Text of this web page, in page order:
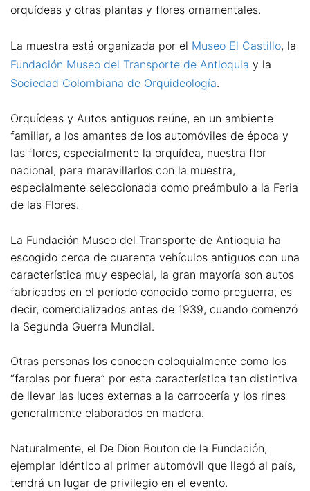
orquídeas y otras plantas y flores ornamentales.
La muestra está organizada por el Museo El Castillo, la
Fundación Museo del Transporte de Antioquia y la
Sociedad Colombiana de Orquideología.
Orquídeas y Autos antiguos reúne, en un ambiente
familiar, a los amantes de los automóviles de época y
las flores, especialmente la orquídea, nuestra flor
nacional, para maravillarlos con la muestra,
especialmente seleccionada como preámbulo a la Feria
de las Flores.
La Fundación Museo del Transporte de Antioquia ha
escogido cerca de cuarenta vehículos antiguos con una
característica muy especial, la gran mayoría son autos
fabricados en el periodo conocido como preguerra, es
decir, comercializados antes de 1939, cuando comenzó
la Segunda Guerra Mundial.
Otras personas los conocen coloquialmente como los
“farolas por fuera” por esta característica tan distintiva
de llevar las luces externas a la carrocería y los rines
generalmente elaborados en madera.
Naturalmente, el De Dion Bouton de la Fundación,
ejemplar idéntico al primer automóvil que llegó al país,
tendrá un lugar de privilegio en el evento.